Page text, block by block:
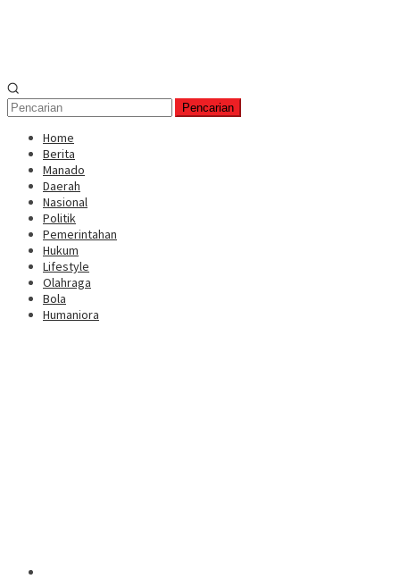
Pencarian
Home
Berita
Manado
Daerah
Nasional
Politik
Pemerintahan
Hukum
Lifestyle
Olahraga
Bola
Humaniora